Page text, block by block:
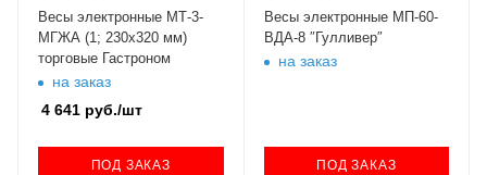
Весы электронные МТ-3-
МГЖА (1; 230х320 мм)
торговые Гастроном
на заказ
4 641 руб./шт
ПОД ЗАКАЗ
Весы электронные МП-60-
ВДА-8 ″Гулливер″
на заказ
ПОД ЗАКАЗ